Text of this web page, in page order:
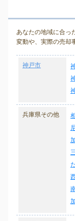
あなたの地域に合っ
変動や、実際の売却
神戸市
兵庫県その他